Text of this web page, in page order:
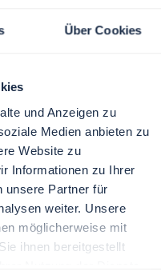
Über Cookies
und Anzeigen zu
Medien anbieten zu
Website zu
Informationen zu Ihrer
unsere Partner für
weiter. Unsere
möglicherweise mit
ihnen bereitgestellt
Datenschutzbedingungen.